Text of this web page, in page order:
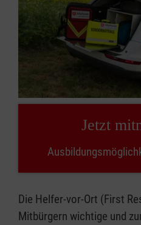
Jetzt
Die Helfer-vor-Ort (First
Mitbürgern wichtige und